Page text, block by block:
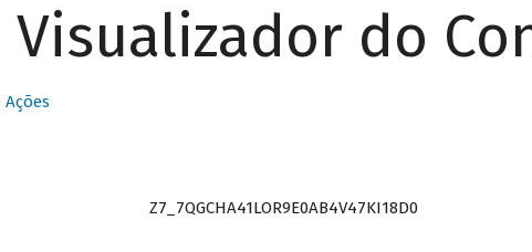
Visualizador do
Ações
Z7_7QGCHA41LOR9E0AB4V47KI18D0